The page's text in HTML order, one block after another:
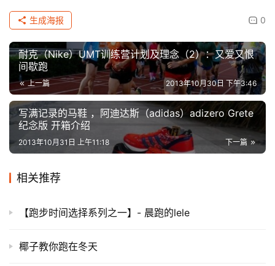
0
生成海报
耐克（Nike）UMT训练营计划及理念（2）：又爱又恨
间歇跑
上一篇 2013年10月30日 下午3:46
写满记录的马鞋 ，阿迪达斯（adidas）adizero Grete
纪念版 开箱介绍
下一篇
2013年10月31日 上午11:18
相关推荐
【跑步时间选择系列之一】- 晨跑的lele
椰子教你跑在冬天